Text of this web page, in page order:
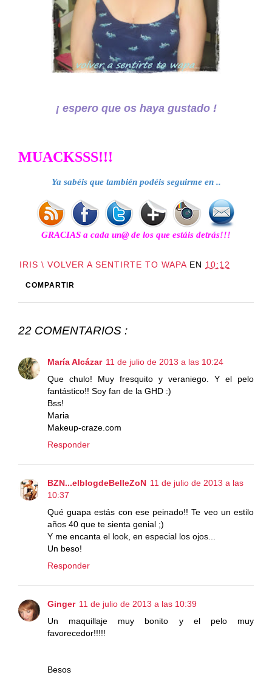
¡ espero que os haya gustado !
MUACKSSS!!!
Ya sabéis que también podéis seguirme en ..
GRACIAS a cada un@ de los que estáis detrás!!!
IRIS \ VOLVER A SENTIRTE TO WAPA EN 10:12
COMPARTIR
22 COMENTARIOS :
María Alcázar 11 de julio de 2013 a las 10:24
Que chulo! Muy fresquito y veraniego. Y el pelo
fantástico!! Soy fan de la GHD :)
Bss!
Maria
Makeup-craze.com
Responder
BZN...elblogdeBelleZoN 11 de julio de 2013 a las
10:37
Qué guapa estás con ese peinado!! Te veo un estilo
años 40 que te sienta genial ;)
Y me encanta el look, en especial los ojos...
Un beso!
Responder
Ginger 11 de julio de 2013 a las 10:39
Un maquillaje muy bonito y el pelo muy
favorecedor!!!!!
Besos